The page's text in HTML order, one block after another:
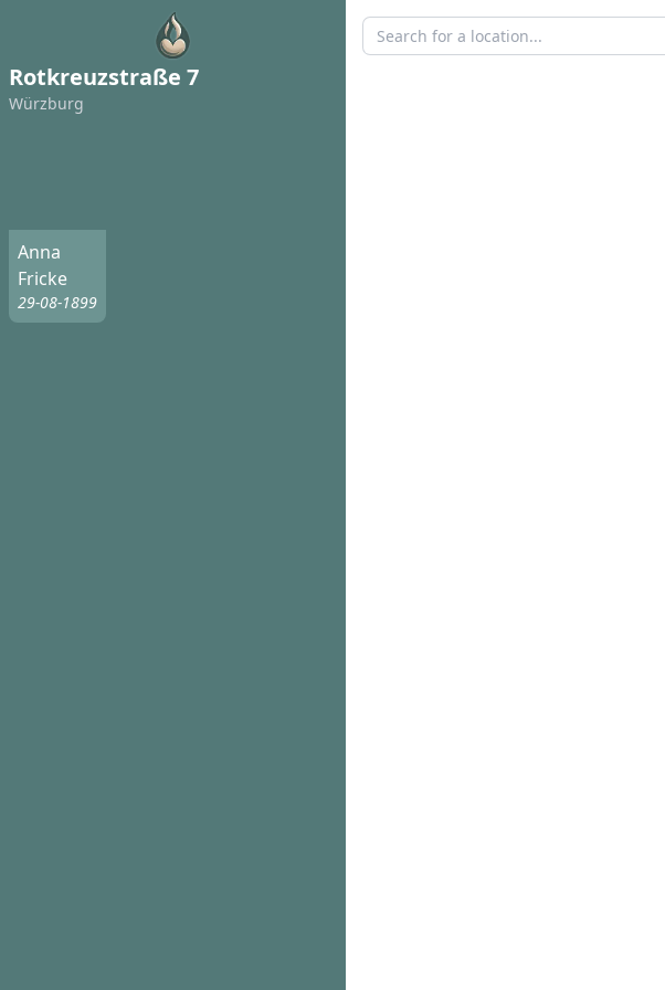
Rotkreuzstraße 7
Würzburg
Anna
Fricke
29-08-1899